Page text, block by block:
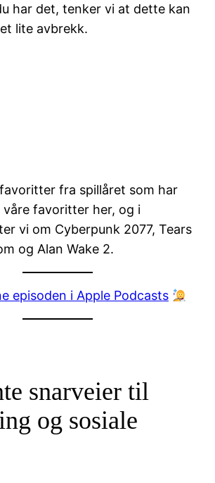
har det, tenker vi at dette kan
lite avbrekk.
fra spillåret som har
våre favoritter her, og i
vi om Cyberpunk 2077, Tears
og Alan Wake 2.
episoden i Apple Podcasts
snarveier til
og sosiale